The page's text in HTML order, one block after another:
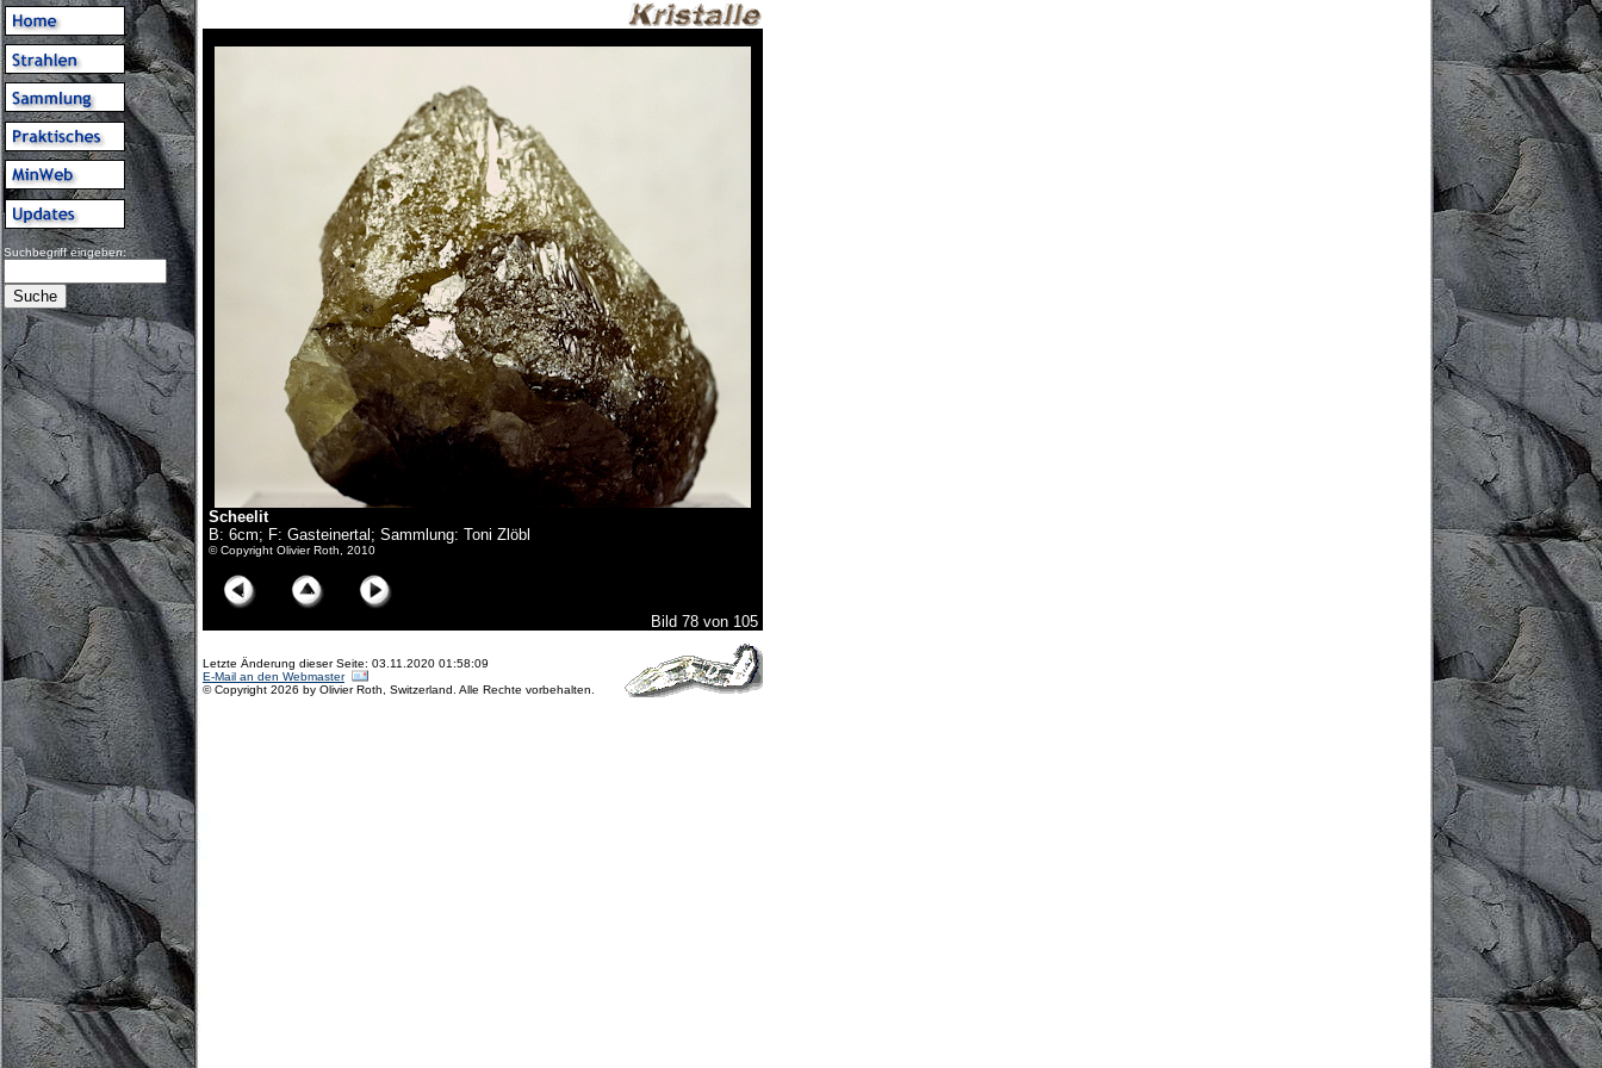
Suchbegriff eingeben:
Scheelit
B: 6cm; F: Gasteinertal; Sammlung: Toni Zlöbl
© Copyright Olivier Roth, 2010
Bild 78 von 105
Letzte Änderung dieser Seite: 03.11.2020 01:58:09
E-Mail an den Webmaster
© Copyright 2026 by Olivier Roth, Switzerland. Alle Rechte vorbehalten.